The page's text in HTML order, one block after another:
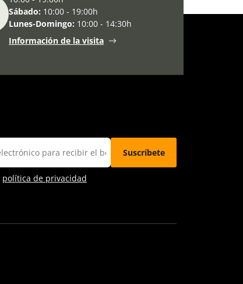
Sábado: 10:00 - 19:00h
Lunes-Domingo: 10:00 - 14:30h
Información de la visita
política de privacidad